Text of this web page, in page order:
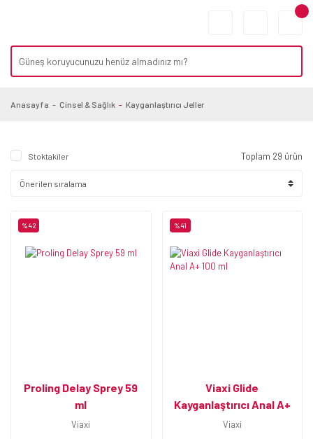
Anasayfa Cinsel & Sağlık Kayganlaştırıcı Jeller
Stoktakiler Toplam 29 ürün
%42
Proling Delay Sprey 59
ml
Viaxi
%41
Viaxi Glide
Kayganlaştırıcı Anal A+
100 ml
Viaxi